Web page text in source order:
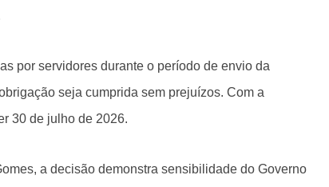
por servidores durante o período de envio da
seja cumprida sem prejuízos. Com a
30 de julho de 2026.
a decisão demonstra sensibilidade do Governo